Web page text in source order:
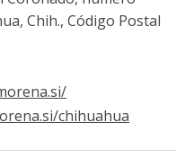
Chih., Código Postal
chihuahua